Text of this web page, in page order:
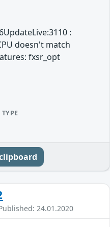
:
doesn't match
fxsr_opt
TYPE
24.01.2020